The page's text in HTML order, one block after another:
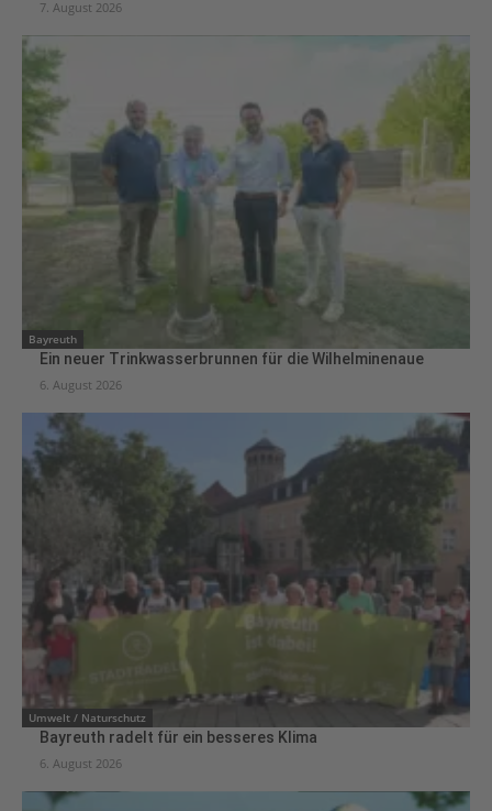
7. August 2026
Bayreuth
Ein neuer Trinkwasserbrunnen für die Wilhelminenaue
6. August 2026
Umwelt / Naturschutz
Bayreuth radelt für ein besseres Klima
6. August 2026